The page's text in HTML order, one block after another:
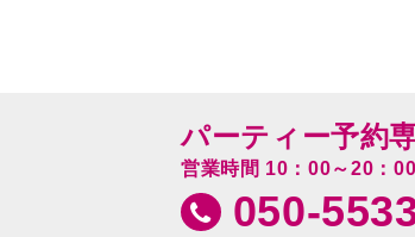
パーティー予約
営業時間 10：00～20：
050-